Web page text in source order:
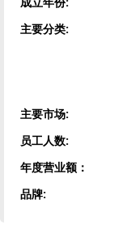
成立年份:
主要分类:
主要市场:
员工人数:
年度营业额：
品牌: